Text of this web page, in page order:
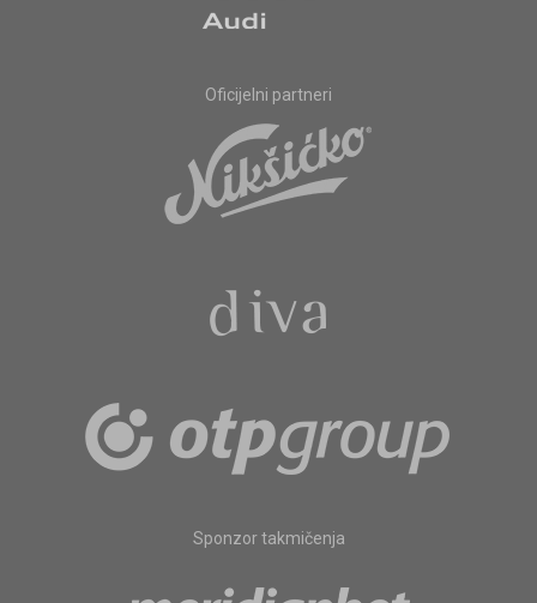
Oficijelni partneri
Sponzor takmičenja